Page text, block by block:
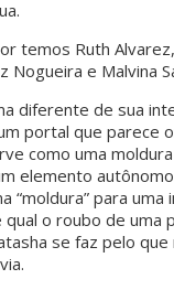
temos Ruth
Nogueira e Malvina
diferente de sua
portal que parece
como uma
elemento
“moldura” para uma
qual o roubo de uma
se faz pelo que